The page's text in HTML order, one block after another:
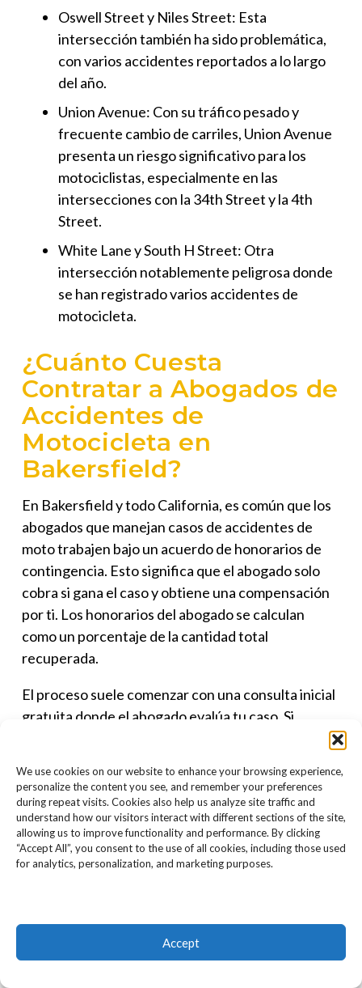
We use cookies on our website to enhance your browsing experience,
personalize the content you see, and remember your preferences
during repeat visits. Cookies also help us analyze site traffic and
understand how our visitors interact with different sections of the site,
allowing us to improve functionality and performance. By clicking
“Accept All”, you consent to the use of all cookies, including those used
for analytics, personalization, and marketing purposes.
Accept
Oswell Street y Niles Street: Esta
intersección también ha sido problemática,
con varios accidentes reportados a lo largo
del año.
Union Avenue: Con su tráfico pesado y
frecuente cambio de carriles, Union Avenue
presenta un riesgo significativo para los
motociclistas, especialmente en las
intersecciones con la 34th Street y la 4th
Street.
White Lane y South H Street: Otra
intersección notablemente peligrosa donde
se han registrado varios accidentes de
motocicleta.
¿Cuánto Cuesta
Contratar a Abogados de
Accidentes de
Motocicleta en
Bakersfield?
En Bakersfield y todo California, es común que los
abogados que manejan casos de accidentes de
moto trabajen bajo un acuerdo de honorarios de
contingencia. Esto significa que el abogado solo
cobra si gana el caso y obtiene una compensación
por ti. Los honorarios del abogado se calculan
como un porcentaje de la cantidad total
recuperada.
El proceso suele comenzar con una consulta inicial
gratuita donde el abogado evalúa tu caso. Si
abogado se encargará de todo el proceso legal,
desde la investigación hasta las negociaciones. Si
gana el caso, se deducirán sus honorarios de la
compensación obtenida. Si pierde, no debes nada.
de Motocicleta en
Bakersfield